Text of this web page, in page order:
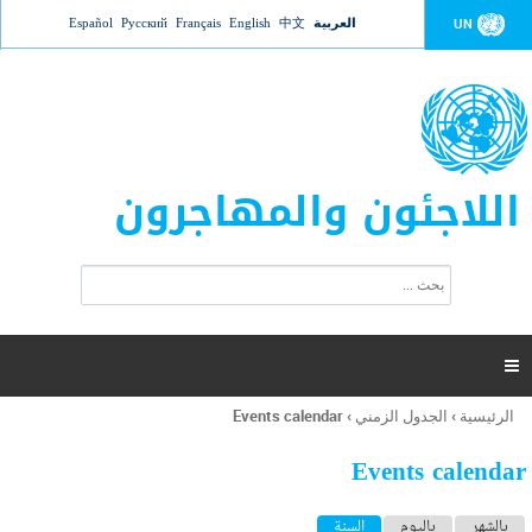
Jump to navigation UN العربية 中文
English
Français
Русский
Español
اللاجئون والمهاجرون
ت
ر
ل
ح
ب

أنت
هنا
الرئيسية › الجدول الزمني ›
Events calendar
Events calendar